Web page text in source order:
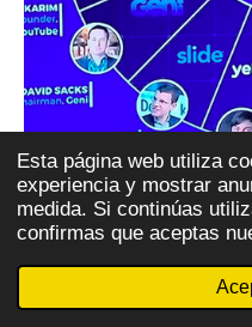
Esta página web utiliza
experiencia y mostrar
medida. Si continúas
confirmas que aceptas
Ecos de Trump
"Mafia del PayPal"